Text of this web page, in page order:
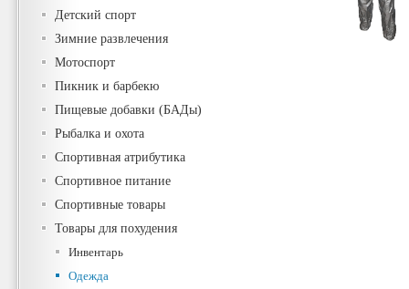
Детский спорт
Зимние развлечения
Мотоспорт
Пикник и барбекю
Пищевые добавки (БАДы)
Рыбалка и охота
Спортивная атрибутика
Спортивное питание
Спортивные товары
Товары для похудения
Инвентарь
Одежда